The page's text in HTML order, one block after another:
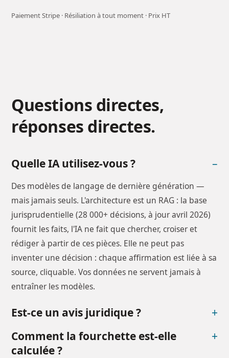
Paiement Stripe · Résiliation à tout moment · Prix HT
Questions directes,
réponses directes.
Quelle IA utilisez-vous ? –
Des modèles de langage de dernière génération —
mais jamais seuls. L'architecture est un RAG : la base
jurisprudentielle (28 000+ décisions, à jour avril 2026)
fournit les faits, l'IA ne fait que chercher, croiser et
rédiger à partir de ces pièces. Elle ne peut pas
inventer une décision : chaque affirmation est liée à sa
source, cliquable. Vos données ne servent jamais à
entraîner les modèles.
Est-ce un avis juridique ?
+
Comment la fourchette est-elle
calculée ?
+